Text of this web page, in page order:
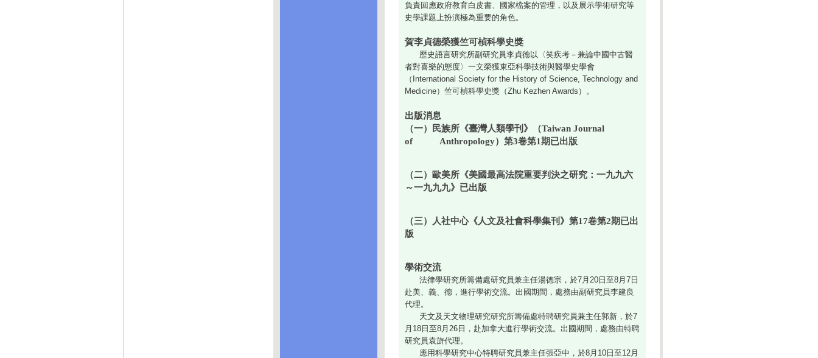
負責回應政府教育白皮書、國家檔案的管理，以及展示學術研究等
史學課題上扮演極為重要的角色。
賀李貞德榮獲竺可楨科學史獎
歷史語言研究所副研究員李貞德以〈笑疾考－兼論中國中古醫
者對喜樂的態度〉一文榮獲東亞科學技術與醫學史學會
（International Society for the History of Science, Technology and
Medicine）竺可楨科學史獎（Zhu Kezhen Awards）。
出版消息
（一）民族所《臺灣人類學刊》（Taiwan Journal
of Anthropology）第3卷第1期已出版
（二）歐美所《美國最高法院重要判決之研究：一九九六
～一九九九》已出版
（三）人社中心《人文及社會科學集刊》第17卷第2期已出
版
學術交流
法律學研究所籌備處研究員兼主任湯德宗，於7月20日至8月7日
赴美、義、德，進行學術交流。出國期間，處務由副研究員李建良
代理。
天文及天文物理研究研究所籌備處特聘研究員兼主任郭新，於7
月18日至8月26日，赴加拿大進行學術交流。出國期間，處務由特聘
研究員袁旂代理。
應用科學研究中心特聘研究員兼主任張亞中，於8月10日至12月